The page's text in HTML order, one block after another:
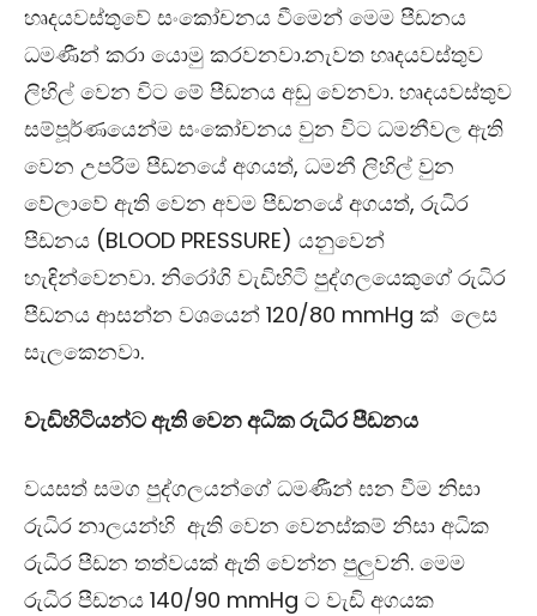
හෘදයවස්තුවේ සංකෝචනය වීමෙන් මෙම පීඩනය
ධමණීන් කරා යොමු කරවනවා.නැවත හෘදයවස්තුව
ලිහිල් වෙන විට මේ පීඩනය අඩු වෙනවා. හෘදයවස්තුව
සම්පූර්ණයෙන්ම සංකෝචනය වුන විට ධමනීවල ඇති
වෙන උපරිම පීඩනයේ අගයත්, ධමනී ලිහිල් වුන
වේලාවේ ඇති වෙන අවම පීඩනයේ අගයත්, රුධිර
පීඩනය (BLOOD PRESSURE) යනුවෙන්
හැඳින්වෙනවා. නිරෝගි වැඩිහිටි පුද්ගලයෙකුගේ රුධිර
පීඩනය ආසන්න වශයෙන් 120/80 mmHg ක් ලෙස
සැලකෙනවා.
වැඩිහිටියන්ට ඇති වෙන අධික රුධිර පීඩනය
වයසත් සමග පුද්ගලයන්ගේ ධමණීන් ඝන වීම නිසා
රුධිර නාලයන්හි ඇති වෙන වෙනස්කම් නිසා අධික
රුධිර පීඩන තත්වයක් ඇති වෙන්න පුලුවනි. මෙම
රුධිර පීඩනය 140/90 mmHg ට වැඩි අගයක